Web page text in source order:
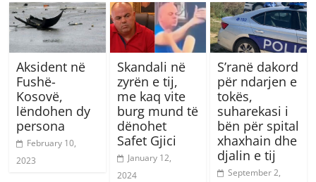
Aksident në
Fushë-
Kosovë,
lëndohen dy
persona
February 10,
2023
Skandali në
zyrën e tij,
me kaq vite
burg mund të
dënohet
Safet Gjici
January 12,
2024
S’ranë dakord
për ndarjen e
tokës,
suharekasi i
bën për spital
xhaxhain dhe
djalin e tij
September 2,